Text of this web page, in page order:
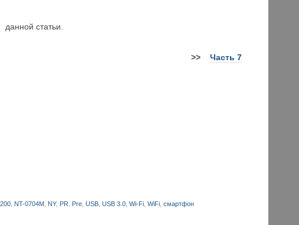
данной статьи.
>> Часть 7
NT-0704M NY, PR Pre ,USB ,USB 3.0 ,Wi-Fi ,WiFi ,смартфон